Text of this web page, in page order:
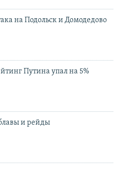
на Подольск и Домодедово
Путина упал на 5%
и рейды